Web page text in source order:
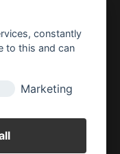
constantly
to this and can
Marketing